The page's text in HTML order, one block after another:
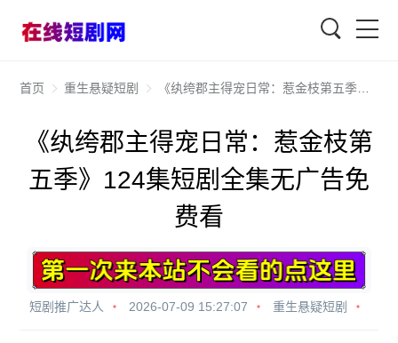
首页 重生悬疑短剧 《纨绔郡主得宠日常：惹金枝第五季》124集短剧全集无广告免费看
《纨绔郡主得宠日常：惹金枝第
五季》124集短剧全集无广告免
费看
短剧推广达人 2026-07-09 15:27:07 重生悬疑短剧